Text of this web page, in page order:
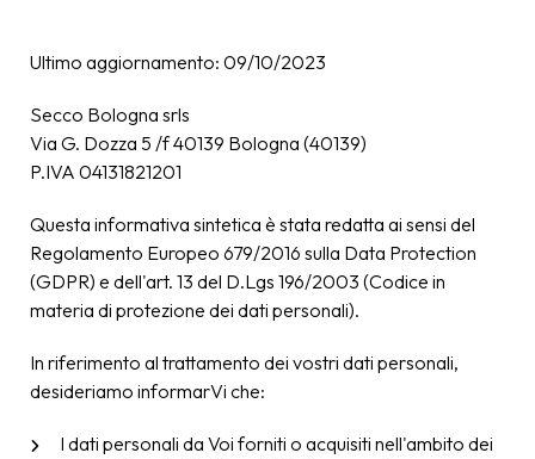
Ultimo aggiornamento: 09/10/2023
Secco Bologna srls
Via G. Dozza 5 /f 40139 Bologna (40139)
P.IVA 04131821201
Questa informativa sintetica è stata redatta ai sensi del
Regolamento Europeo 679/2016 sulla Data Protection
(GDPR) e dell'art. 13 del D.Lgs 196/2003 (Codice in
materia di protezione dei dati personali).
In riferimento al trattamento dei vostri dati personali,
desideriamo informarVi che:
I dati personali da Voi forniti o acquisiti nell'ambito dei